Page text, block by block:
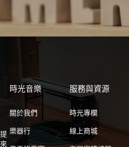
時光音樂
關於我們
樂器行
服務與資源
時光專欄
線上商城